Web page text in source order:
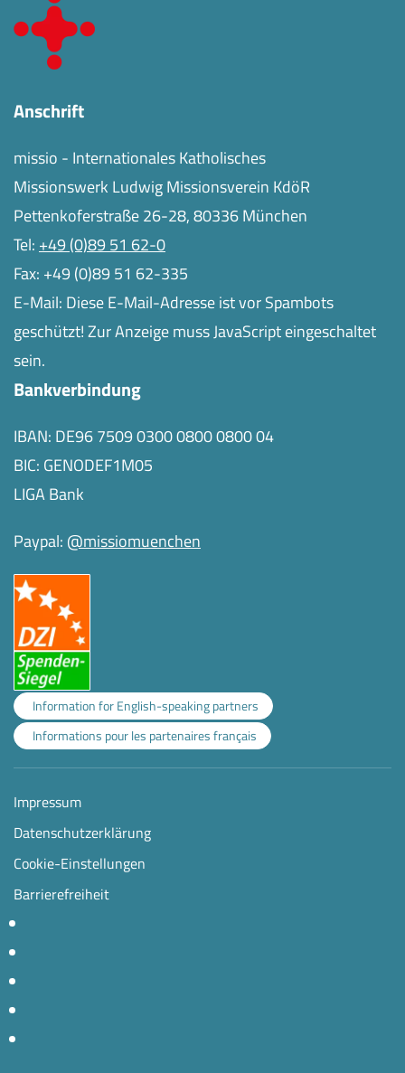
Anschrift
missio - Internationales Katholisches
Missionswerk Ludwig Missionsverein KdöR
Pettenkoferstraße 26-28, 80336 München
Tel: +49 (0)89 51 62-0
Fax: +49 (0)89 51 62-335
E-Mail: Diese E-Mail-Adresse ist vor Spambots
geschützt! Zur Anzeige muss JavaScript eingeschaltet
sein.
Bankverbindung
IBAN: DE96 7509 0300 0800 0800 04
BIC: GENODEF1M05
LIGA Bank
Paypal: @missiomuenchen
Information for English-speaking partners
Informations pour les partenaires français
Impressum
Datenschutzerklärung
Cookie-Einstellungen
Barrierefreiheit